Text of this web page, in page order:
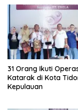
31 Orang Ikuti
Katarak di Kota
Kepulauan